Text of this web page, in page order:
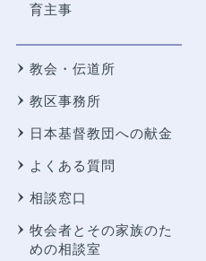
育主事
教会・伝道所
教区事務所
日本基督教団への献金
よくある質問
相談窓口
牧会者とその家族のた
めの相談室